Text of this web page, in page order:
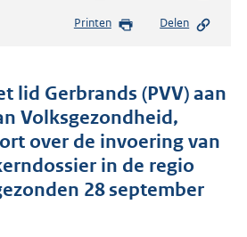
s
d
s
g
r
o
Printen Delen
lid Gerbrands (PVV) aan
Volksgezondheid,
over de invoering van
in de regio
28 september